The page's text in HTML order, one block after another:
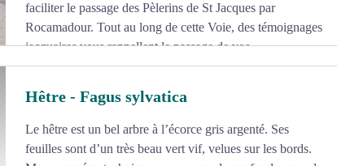
écran
faciliter le passage des Pèlerins de St Jacques par
Rocamadour. Tout au long de cette Voie, des témoignages
jacquaires vous rappellent le passage de vos
hospitaux St Jacques, coquilles, chemins des
Hêtre - Fagus sylvatica
Le hêtre est un bel arbre à l’écorce gris argenté. Ses
feuilles sont d’un très beau vert vif, velues sur les bords.